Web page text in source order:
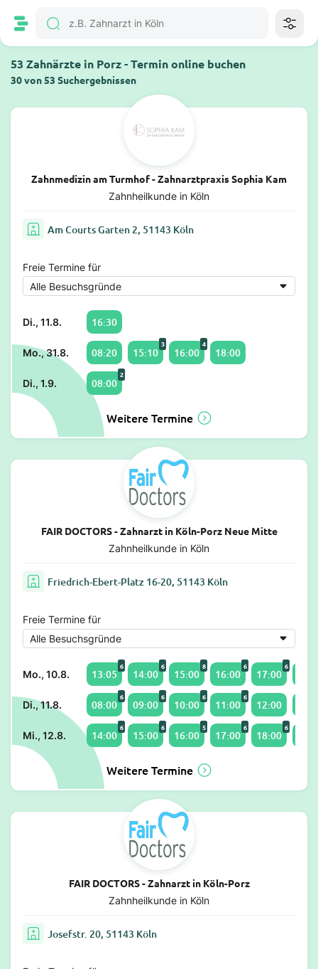
53 Zahnärzte in Porz - Termin online buchen
30 von 53 Suchergebnissen
Zahnmedizin am Turmhof - Zahnarztpraxis Sophia Kam
Zahnheilkunde in Köln
Am Courts Garten 2, 51143 Köln
Freie Termine für
Di., 11.8. 16:30
Mo., 31.8. 08:20 15:10
3
16:00
4
18:00
Di., 1.9. 08:00
2
Weitere Termine
FAIR DOCTORS - Zahnarzt in Köln-Porz Neue Mitte
Zahnheilkunde in Köln
Friedrich-Ebert-Platz 16-20, 51143 Köln
Freie Termine für
Mo., 10.8. 13:05
6
14:00
6
15:00
8
16:00
6
17:00
6
Di., 11.8. 08:00
6
09:00
6
10:00
6
11:00
6
12:00
Mi., 12.8. 14:00
6
15:00
6
16:00
5
17:00
6
18:00
6
Weitere Termine
FAIR DOCTORS - Zahnarzt in Köln-Porz
Zahnheilkunde in Köln
Josefstr. 20, 51143 Köln